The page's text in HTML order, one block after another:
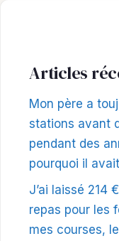
Articles
Mon père a
stations avant
pendant des
pourquoi il
J’ai laissé 214
repas pour les
mes courses,